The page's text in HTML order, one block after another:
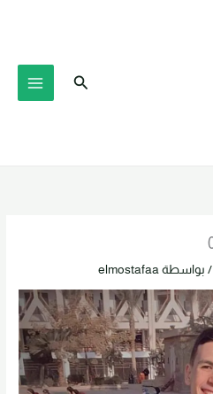
البحث
/ بواسطة elmostafaa